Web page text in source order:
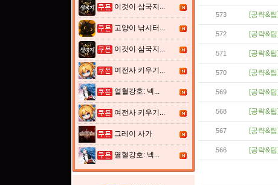
이것이 삼국지...
고양이 낚시터...
이것이 삼국지...
여전사 키우기...
열혈강호: 넥...
여전사 키우기...
그레이 사가
열혈강호: 넥...
573 [공략&팁]
572 [공략&팁]
571 [공략&팁]
570 [공략&팁]
569 [공략&팁]
568 [공략&팁]
567 [공략&팁]
566 [공략&팁]